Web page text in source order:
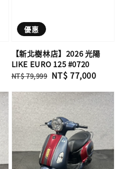
優惠
【新北樹林店】2026 光陽
LIKE EURO 125 #0720
Regular
NT$ 79,999 Sale
NT$ 77,000